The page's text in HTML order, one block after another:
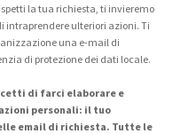
la tua richiesta, ti invieremo
intraprendere ulteriori azioni. Ti
una e-mail di
di protezione dei dati locale.
di farci elaborare e
personali: il tuo
email di richiesta. Tutte le